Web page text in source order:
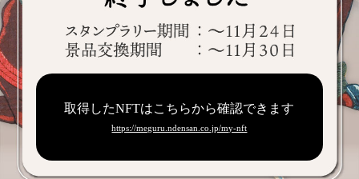
取得したNFTはこちらから確認できます
https://meguru.ndensan.co.jp/my-nft